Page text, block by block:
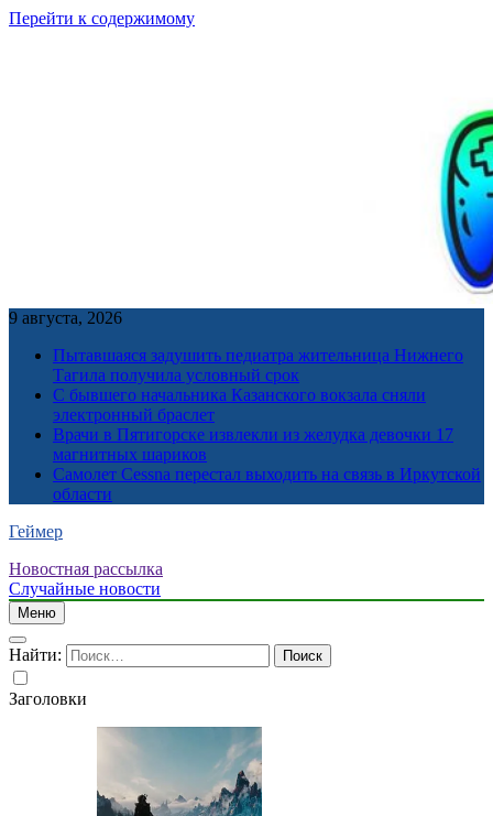
Перейти к содержимому
9 августа, 2026
Пытавшаяся задушить педиатра жительница Нижнего
Тагила получила условный срок
С бывшего начальника Казанского вокзала сняли
электронный браслет
Врачи в Пятигорске извлекли из желудка девочки 17
магнитных шариков
Самолет Cessna перестал выходить на связь в Иркутской
области
Геймер
Новостная рассылка
Случайные новости
Меню
Найти:
Заголовки